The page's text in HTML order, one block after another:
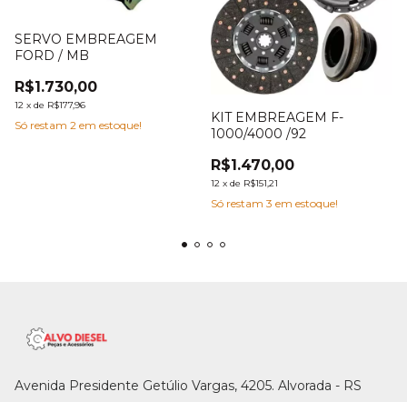
SERVO EMBREAGEM
FORD / MB
R$1.730,00
12 x de R$177,96
Só restam 2 em estoque!
KIT EMBREAGEM F-
1000/4000 /92
R$1.470,00
12 x de R$151,21
Só restam 3 em estoque!
Avenida Presidente Getúlio Vargas, 4205. Alvorada - RS